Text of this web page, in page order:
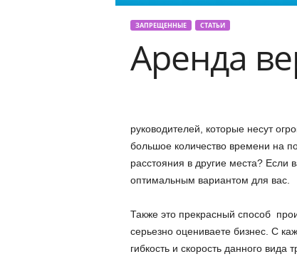
ЗАПРЕЩЕННЫЕ СТАТЬИ
Аренда
руководителей, которые несут
большое количество времени на
расстояния в другие места? Если
оптимальным вариантом для вас.
Также это прекрасный способ
серьезно оцениваете бизнес. С
гибкость и скорость данного вида